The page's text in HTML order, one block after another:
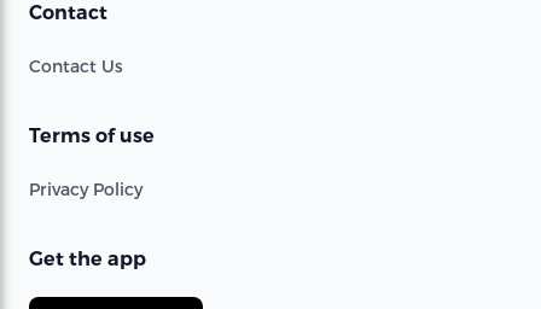
Contact
Contact Us
Terms of use
Privacy Policy
Get the app